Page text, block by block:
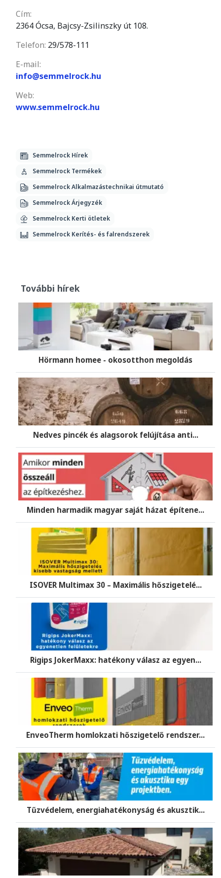
Cím:
2364 Ócsa, Bajcsy-Zsilinszky út 108.
Telefon: 29/578-111
E-mail:
info@semmelrock.hu
Web:
www.semmelrock.hu
Semmelrock Hírek
Semmelrock Termékek
Semmelrock Alkalmazástechnikai útmutató
Semmelrock Árjegyzék
Semmelrock Kerti ötletek
Semmelrock Kerítés- és falrendszerek
További hírek
Hörmann homee - okosotthon megoldás
Nedves pincék és alagsorok felújítása anti...
Minden harmadik magyar saját házat építene...
ISOVER Multimax 30 – Maximális hőszigetelé...
Rigips JokerMaxx: hatékony válasz az egyen...
EnveoTherm homlokzati hőszigetelő rendszer...
Tűzvédelem, energiahatékonyság és akusztik...